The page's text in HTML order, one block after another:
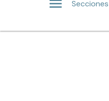
Secciones